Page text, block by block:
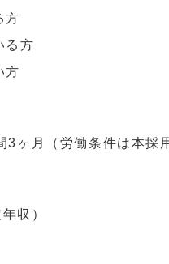
方
る方
方
ヶ月（労働条件は本採
収）